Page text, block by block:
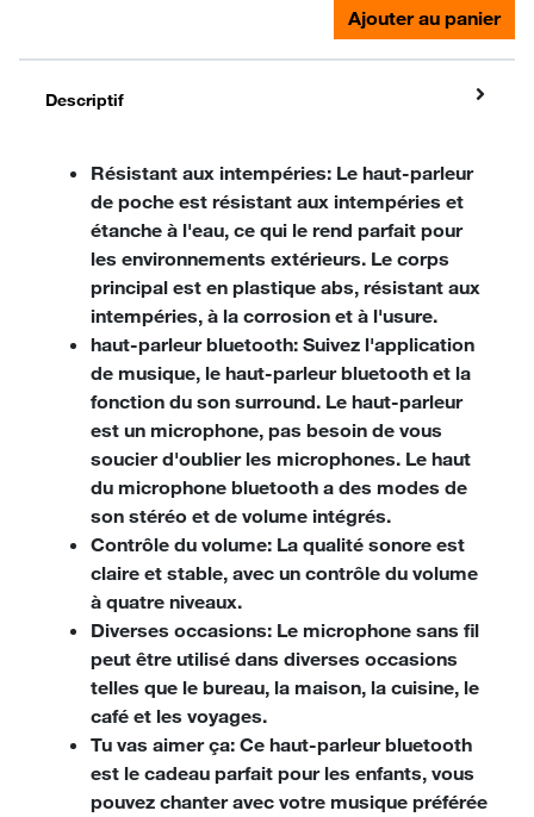
Ajouter au panier
Descriptif
Résistant aux intempéries: Le haut-parleur
de poche est résistant aux intempéries et
étanche à l'eau, ce qui le rend parfait pour
les environnements extérieurs. Le corps
principal est en plastique abs, résistant aux
intempéries, à la corrosion et à l'usure.
haut-parleur bluetooth: Suivez l'application
de musique, le haut-parleur bluetooth et la
fonction du son surround. Le haut-parleur
est un microphone, pas besoin de vous
soucier d'oublier les microphones. Le haut
du microphone bluetooth a des modes de
son stéréo et de volume intégrés.
Contrôle du volume: La qualité sonore est
claire et stable, avec un contrôle du volume
à quatre niveaux.
Diverses occasions: Le microphone sans fil
peut être utilisé dans diverses occasions
telles que le bureau, la maison, la cuisine, le
café et les voyages.
Tu vas aimer ça: Ce haut-parleur bluetooth
est le cadeau parfait pour les enfants, vous
pouvez chanter avec votre musique préférée